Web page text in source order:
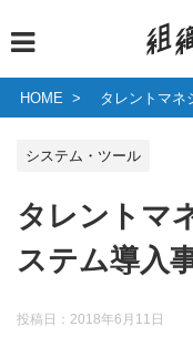
HOME タレントマネ
システム・ツール
タレントマ
ステム導入
投稿日： 2018年6月11日